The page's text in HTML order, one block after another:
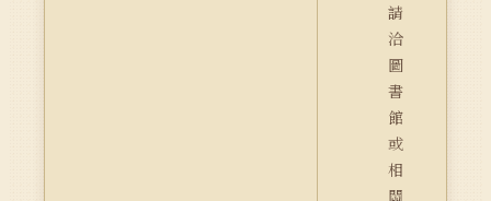
請
洽
圖
書
館
或
相
關